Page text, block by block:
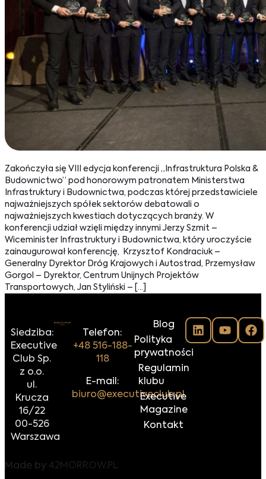
Zakończyła się VIII edycja konferencji „Infrastruktura Polska &
Budownictwo” pod honorowym patronatem Ministerstwa
Infrastruktury i Budownictwa, podczas której przedstawiciele
najważniejszych spółek sektorów debatowali o
najważniejszych kwestiach dotyczących branży. W
konferencji udział wzięli między innymi Jerzy Szmit –
Wiceminister Infrastruktury i Budownictwa, który uroczyście
zainaugurował konferencję, Krzysztof Kondraciuk –
Generalny Dyrektor Dróg Krajowych i Autostrad, Przemysław
Gorgol – Dyrektor, Centrum Unijnych Projektów
Transportowych, Jan Styliński – […]
Siedziba:
Executive
Club Sp.
z o.o.
ul.
Krucza
16/22
00-526
Warszawa
Telefon:
+48 516-188-
118
E-mail:
biuro@executiveclub.pl
Blog
Polityka
prywatności
Regulamin
klubu
Executive
Magazine
Kontakt
Made by 42MORROW.PL